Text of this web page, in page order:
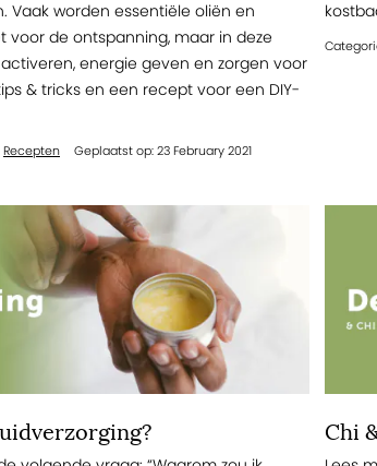
Vaak worden essentiële oliën en
de ontspanning, maar in deze
energie geven en zorgen voor
& tricks en een recept voor een DIY-
Recepten Geplaatst op: 23 February 2021
Chi